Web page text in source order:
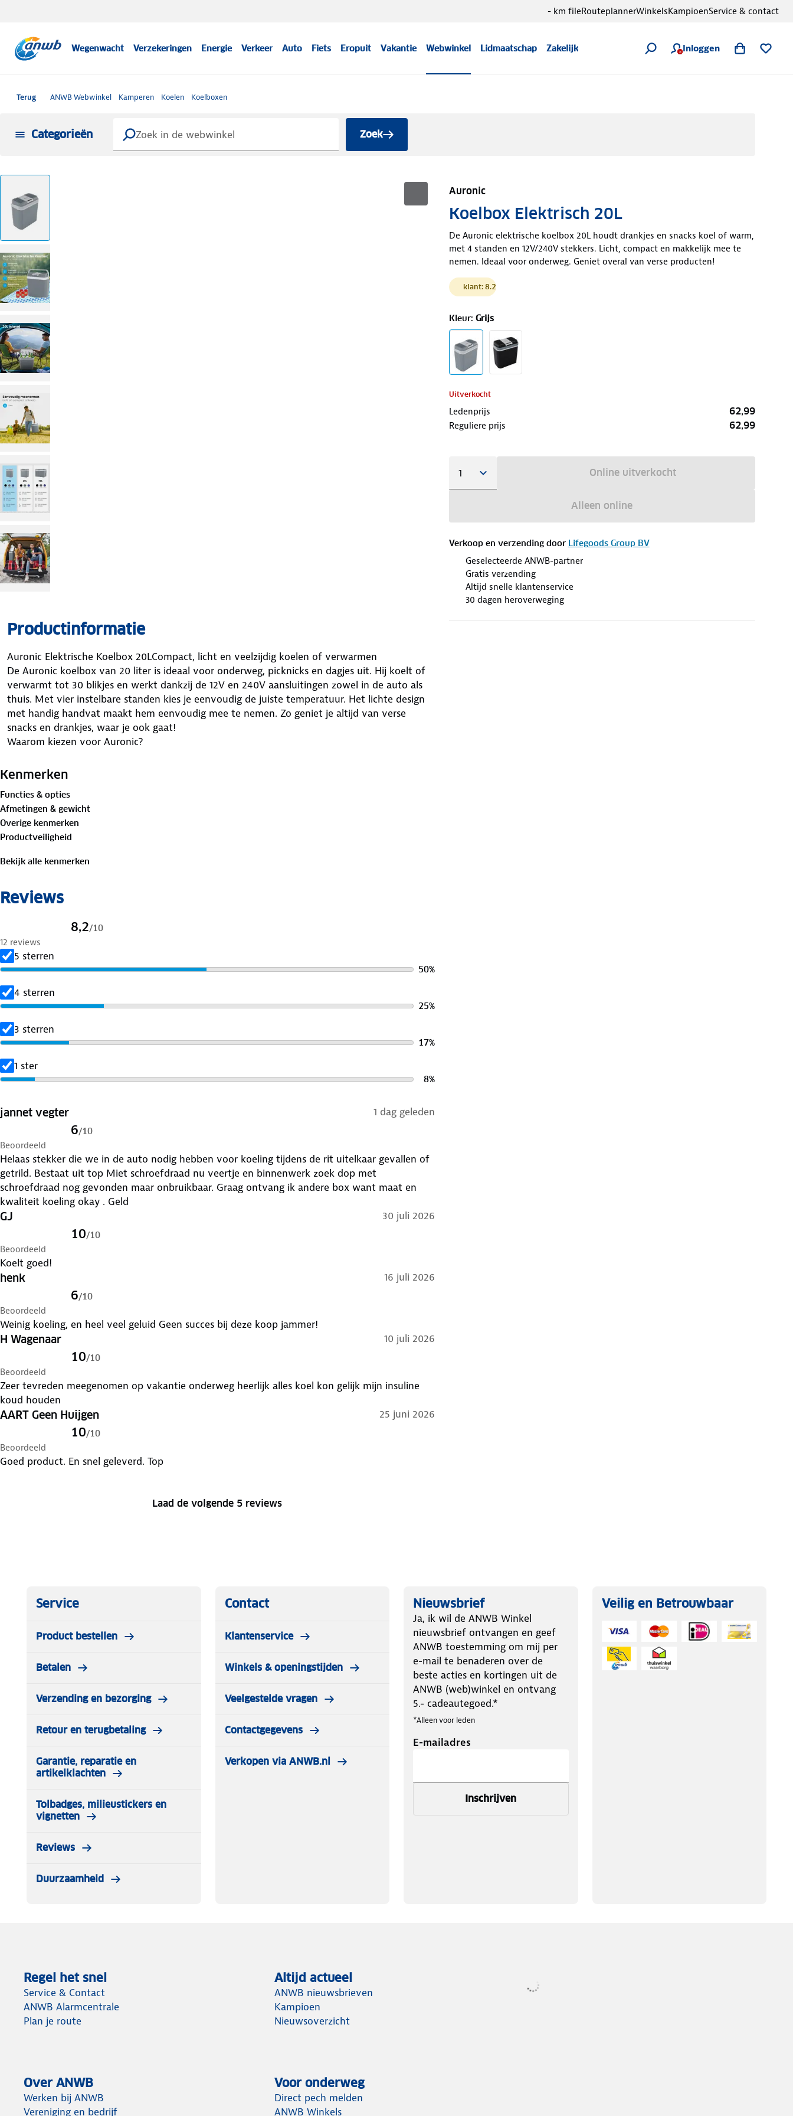
Wegenwacht Verzekeringen Energie Verkeer Auto Fiets Eropuit Vakantie Webwinkel Lidmaatschap Zakelijk Inloggen
- km fileRouteplannerWinkelsKampioenService & contact
Terug ANWB Webwinkel Kamperen Koelen Koelboxen
Categorieën Zoek
Auronic
Koelbox Elektrisch 20L
De Auronic elektrische koelbox 20L houdt drankjes en snacks koel of warm,
met 4 standen en 12V/240V stekkers. Licht, compact en makkelijk mee te
nemen. Ideaal voor onderweg. Geniet overal van verse producten!
klant: 8.2
Kleur: Grijs
Uitverkocht
Ledenprijs 62,99
Reguliere prijs 62,99
Online uitverkocht
Alleen online
Verkoop en verzending door Lifegoods Group BV
Geselecteerde ANWB-partner
Gratis verzending
Altijd snelle klantenservice
30 dagen heroverweging
Productinformatie
Auronic Elektrische Koelbox 20LCompact, licht en veelzijdig koelen of verwarmen
De Auronic koelbox van 20 liter is ideaal voor onderweg, picknicks en dagjes uit. Hij koelt of
verwarmt tot 30 blikjes en werkt dankzij de 12V en 240V aansluitingen zowel in de auto als
thuis. Met vier instelbare standen kies je eenvoudig de juiste temperatuur. Het lichte design
met handig handvat maakt hem eenvoudig mee te nemen. Zo geniet je altijd van verse
snacks en drankjes, waar je ook gaat!
Waarom kiezen voor Auronic?
Specificaties
4 standen: koel & warm
Stroom: 12V en 240V
Geluidsniveau: 48 dB
Afmetingen binnen: 34x18x34 cm
Kenmerken
Functies & opties
Afmetingen & gewicht
Overige kenmerken
Productveiligheid
Bekijk alle kenmerken
Reviews
8,2/10
12 reviews
5 sterren
50%
4 sterren
25%
3 sterren
17%
1 ster
8%
jannet vegter 1 dag geleden
6/10
Beoordeeld
Helaas stekker die we in de auto nodig hebben voor koeling tijdens de rit uitelkaar gevallen of
getrild. Bestaat uit top Miet schroefdraad nu veertje en binnenwerk zoek dop met
schroefdraad nog gevonden maar onbruikbaar. Graag ontvang ik andere box want maat en
kwaliteit koeling okay . Geld
GJ 30 juli 2026
10/10
Beoordeeld
Koelt goed!
henk 16 juli 2026
6/10
Beoordeeld
Weinig koeling, en heel veel geluid Geen succes bij deze koop jammer!
H Wagenaar 10 juli 2026
10/10
Beoordeeld
Zeer tevreden meegenomen op vakantie onderweg heerlijk alles koel kon gelijk mijn insuline
koud houden
AART Geen Huijgen 25 juni 2026
10/10
Beoordeeld
Goed product. En snel geleverd. Top
Laad de volgende 5 reviews
Service
Product bestellen
Betalen
Verzending en bezorging
Retour en terugbetaling
Garantie, reparatie en
artikelklachten
Tolbadges, milieustickers en
vignetten
Reviews
Duurzaamheid
Contact
Klantenservice
Winkels & openingstijden
Veelgestelde vragen
Contactgegevens
Verkopen via ANWB.nl
Nieuwsbrief
Ja, ik wil de ANWB Winkel
nieuwsbrief ontvangen en geef
ANWB toestemming om mij per
e-mail te benaderen over de
beste acties en kortingen uit de
ANWB (web)winkel en ontvang
5.- cadeautegoed.*
*Alleen voor leden
E-mailadres
Inschrijven
Veilig en Betrouwbaar
Regel het snel
Service & Contact
ANWB Alarmcentrale
Plan je route
Altijd actueel
ANWB nieuwsbrieven
Kampioen
Nieuwsoverzicht
Over ANWB
Werken bij ANWB
Vereniging en bedrijf
Voor onderweg
Direct pech melden
ANWB Winkels